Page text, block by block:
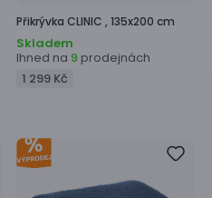
Přikrývka CLINIC , 135x200 cm
Skladem
Ihned na 9 prodejnách
1 299 Kč